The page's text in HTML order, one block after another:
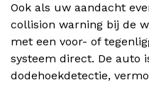
Ook als uw aandacht
collision warning bij de
met een voor- of
systeem direct. De auto
dodehoekdetectie,